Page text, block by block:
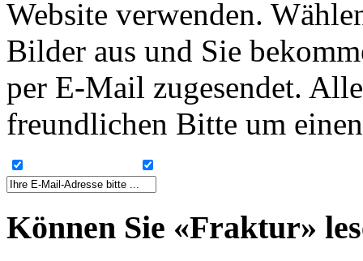
Website verwenden.
Bilder aus und Sie
per E-Mail zugesendet.
freundlichen Bitte um
Können Sie «Fraktur»